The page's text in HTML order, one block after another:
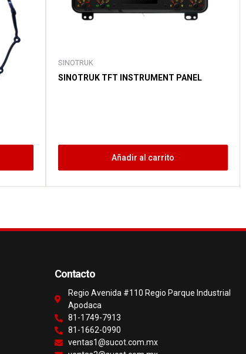
SINOTRUK
SINOTRUK TFT INSTRUMENT PANEL
Añadir al carrito
Contacto
Regio Avenida #110 Regio Parque Industrial
Apodaca
81-1749-7913
81-1662-0990
ventas1@sucot.com.mx